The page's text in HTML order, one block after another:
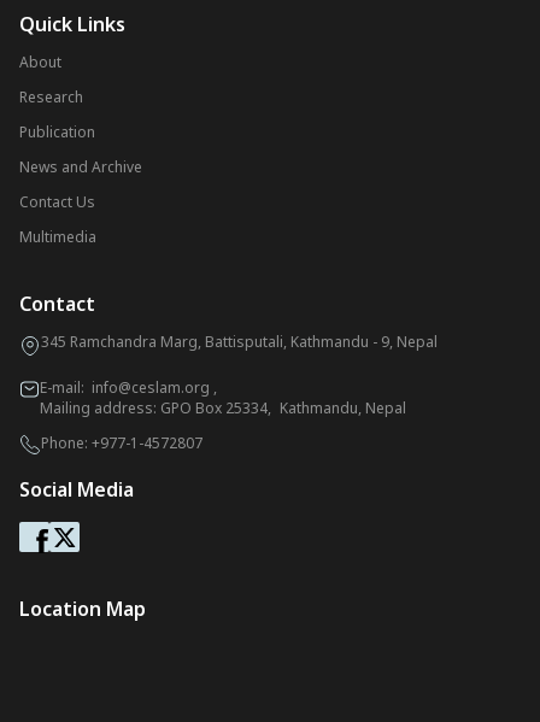
Quick Links
About
Research
Publication
News and Archive
Contact Us
Multimedia
Contact
345 Ramchandra Marg, Battisputali, Kathmandu - 9, Nepal
E-mail: info@ceslam.org ,
Mailing address: GPO Box 25334, Kathmandu, Nepal
Phone: +977-1-4572807
Social Media
Location Map